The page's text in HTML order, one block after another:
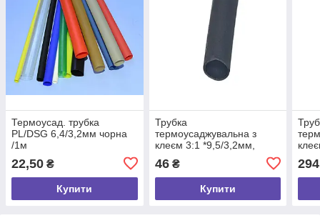
Термоусад. трубка
PL/DSG 6,4/3,2мм чорна
/1м
22,50 ₴
Купити
Трубка
термоусаджувальна з
клеєм 3:1 *9,5/3,2мм,
46₴
Купити